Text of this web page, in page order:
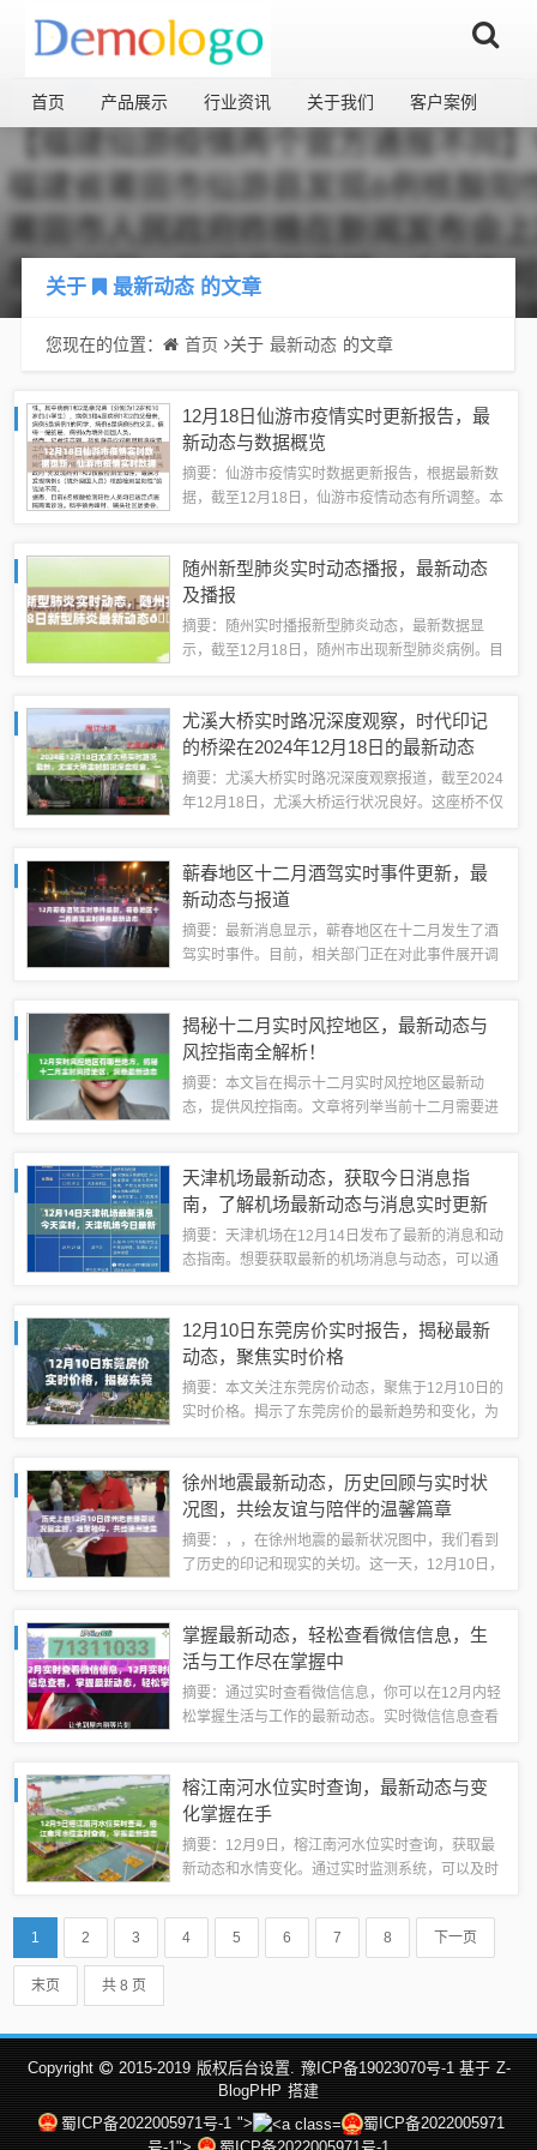
首页 产品展示 行业资讯 关于我们 客户案例
关于 最新动态的文章
您现在的位置： 首页 关于 最新动态 的文章
12月18日仙游市疫情实时更新报告，最
新动态与数据概览
摘要：仙游市疫情实时数据更新报告，根据最新数
据，截至12月18日，仙游市疫情动态有所调整。本
的防护措施。随着冬季的到来，仙游市的...
随州新型肺炎实时动态播报，最新动态
及播报
摘要：随州实时播报新型肺炎动态，最新数据显
示，截至12月18日，随州市出现新型肺炎病例。目
遵循防疫措施，共同抗击疫情。亲爱的朋友...
尤溪大桥实时路况深度观察，时代印记
的桥梁在2024年12月18日的最新动态
摘要：尤溪大桥实时路况深度观察报道，截至2024
年12月18日，尤溪大桥运行状况良好。这座桥不仅
全顺畅。在繁忙的交通枢纽中，尤溪...
蕲春地区十二月酒驾实时事件更新，最
新动态与报道
摘要：最新消息显示，蕲春地区在十二月发生了酒
驾实时事件。目前，相关部门正在对此事件展开调
生。具体事件进展和后续报道请关注官方媒体和...
揭秘十二月实时风控地区，最新动态与
风控指南全解析！
摘要：本文旨在揭示十二月实时风控地区最新动
态，提供风控指南。文章将列举当前十二月需要进
全。随着金融科技的飞速发展，风险管理成为各
行...
天津机场最新动态，获取今日消息指
南，了解机场最新动态与消息实时更新
摘要：天津机场在12月14日发布了最新的消息和动
态指南。想要获取最新的机场消息与动态，可以通
更新机场的最新消息，包括航班动态、安...
12月10日东莞房价实时报告，揭秘最新
动态，聚焦实时价格
摘要：本文关注东莞房价动态，聚焦于12月10日的
实时价格。揭示了东莞房价的最新趋势和变化，为
莞的房地产市场日益繁荣，房价波动成为...
徐州地震最新动态，历史回顾与实时状
况图，共绘友谊与陪伴的温馨篇章
摘要：，，在徐州地震的最新状况图中，我们看到
了历史的印记和现实的关切。这一天，12月10日，
章。这是一个关于温情、互助和勇敢面对...
掌握最新动态，轻松查看微信信息，生
活与工作尽在掌握中
摘要：通过实时查看微信信息，你可以在12月内轻
松掌握生活与工作的最新动态。实时微信信息查看
这一功能让你更加便捷地与他人沟通、了解...
榕江南河水位实时查询，最新动态与变
化掌握在手
摘要：12月9日，榕江南河水位实时查询，获取最
新动态和水情变化。通过实时监测系统，可以及时
理等工作提供有力支持，保障人民群众生命财产安
全。随着季节的变化，特别是进入雨季或旱...
1 2 3 4 5 6 7 8 下一页
末页 共 8 页
Copyright 2015-2019 版权后台设置. 豫ICP备19023070号-1 基于 Z-
BlogPHP 搭建
蜀ICP备2022005971号-1 ">
蜀ICP备2022005971